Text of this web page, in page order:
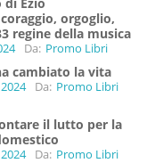
di Ezio
orgoglio,
regine della musica
Da: Promo Libri
cambiato la vita
Da: Promo Libri
il lutto per la
Da: Promo Libri